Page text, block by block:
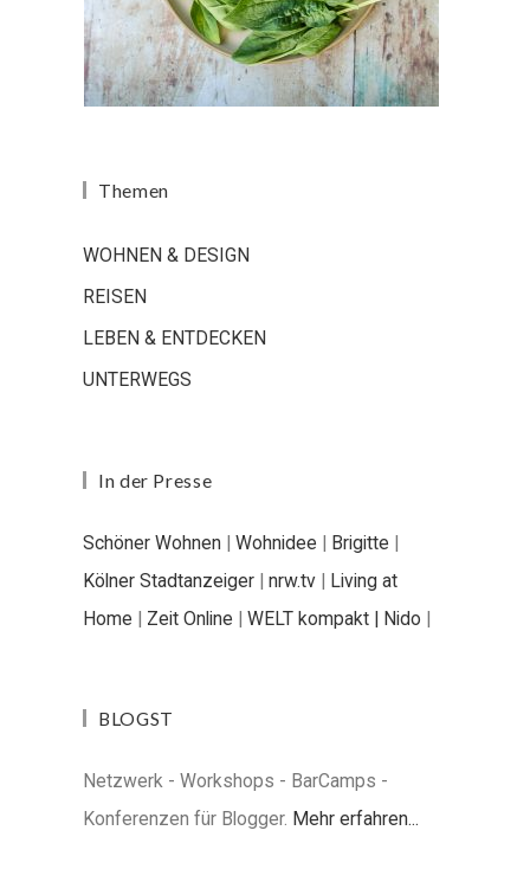
Themen
WOHNEN & DESIGN
REISEN
LEBEN & ENTDECKEN
UNTERWEGS
In der Presse
Schöner Wohnen | Wohnidee | Brigitte |
Kölner Stadtanzeiger | nrw.tv | Living at
Home | Zeit Online | WELT kompakt | Nido |
BLOGST
Netzwerk - Workshops - BarCamps -
Konferenzen für Blogger. Mehr erfahren...